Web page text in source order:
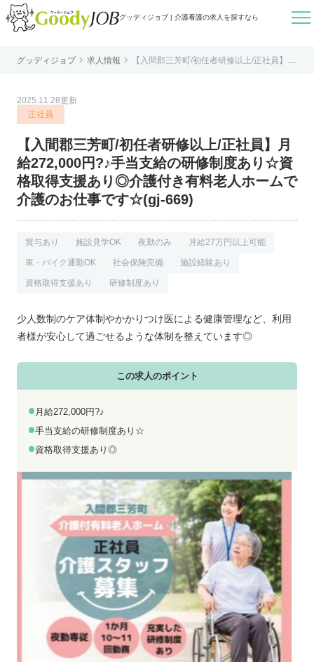
グッディジョブ | 介護看護の求人を探すなら 
はじめての方へ
個人情報保護方針
利用規約
お知らせ
お問い合わせ
お電話でのお問い合わせ メールでのお問い合わせ
グッディジョブ  求人情報 
【入間郡三芳町/初任者研修以上/正社員】月
2025.11.28更新
正社員
【入間郡三芳町/初任者研修以上/正社員】月
給272,000円?♪手当支給の研修制度あり☆資
格取得支援あり◎介護付き有料老人ホームで
介護のお仕事です☆(gj-669)
賞与あり 施設見学OK 夜勤のみ 月給27万円以上可能
車・バイク通勤OK 社会保険完備 施設経験あり
資格取得支援あり 研修制度あり
少人数制のケア体制やかかりつけ医による健康管理など、利用
者様が安心して過ごせるような体制を整えています◎
この求人のポイント
月給272,000円?♪
手当支給の研修制度あり☆
資格取得支援あり◎